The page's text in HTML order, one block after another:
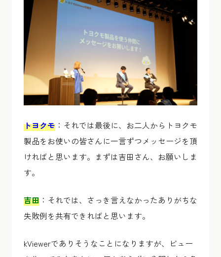
トヨクモ ：それでは最後に、お二人からトヨクモ
製品をお使いの皆さんに一言ずつメッセージを頂
ければと思います。まずは吉田さん、お願いしま
す。
吉田 ：それでは、さっき言えなかったありがちな
失敗例を共有できればと思います。
kViewerでありそうなことになりますが、ビュー